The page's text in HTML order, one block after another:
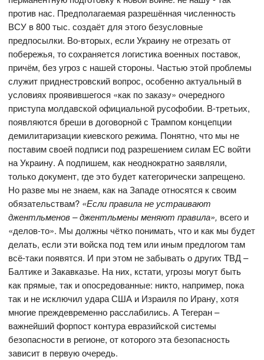
против нас. Предполагаемая разрешённая численность
ВСУ в 800 тыс. создаёт для этого безусловные
предпосылки. Во-вторых, если Украину не отрезать от
побережья, то сохраняется логистика военных поставок,
причём, без угроз с нашей стороны. Частью этой проблемы
служит приднестровский вопрос, особенно актуальный в
условиях проявившегося «как по заказу» очередного
приступа молдавской официальной русофобии. В-третьих,
появляются бреши в договорной с Трампом концепции
демилитаризации киевского режима. Понятно, что мы не
поставим своей подписи под разрешением силам ЕС войти
на Украину. А подпишем, как неоднократно заявляли,
только документ, где это будет категорически запрещено.
Но разве мы не знаем, как на Западе относятся к своим
обязательствам? «Если правила не устраивают
джентльменов – джентльмены меняют правила», всего и
«делов-то». Мы должны чётко понимать, что и как мы будет
делать, если эти войска под тем или иным предлогом там
всё-таки появятся. И при этом не забывать о других ТВД –
Балтике и Закавказье. На них, кстати, угрозы могут быть
как прямые, так и опосредованные: никто, например, пока
так и не исключил удара США и Израиля по Ирану, хотя
многие преждевременно расслабились. А Тегеран –
важнейший форпост контура евразийской системы
безопасности в регионе, от которого эта безопасность
зависит в первую очередь.